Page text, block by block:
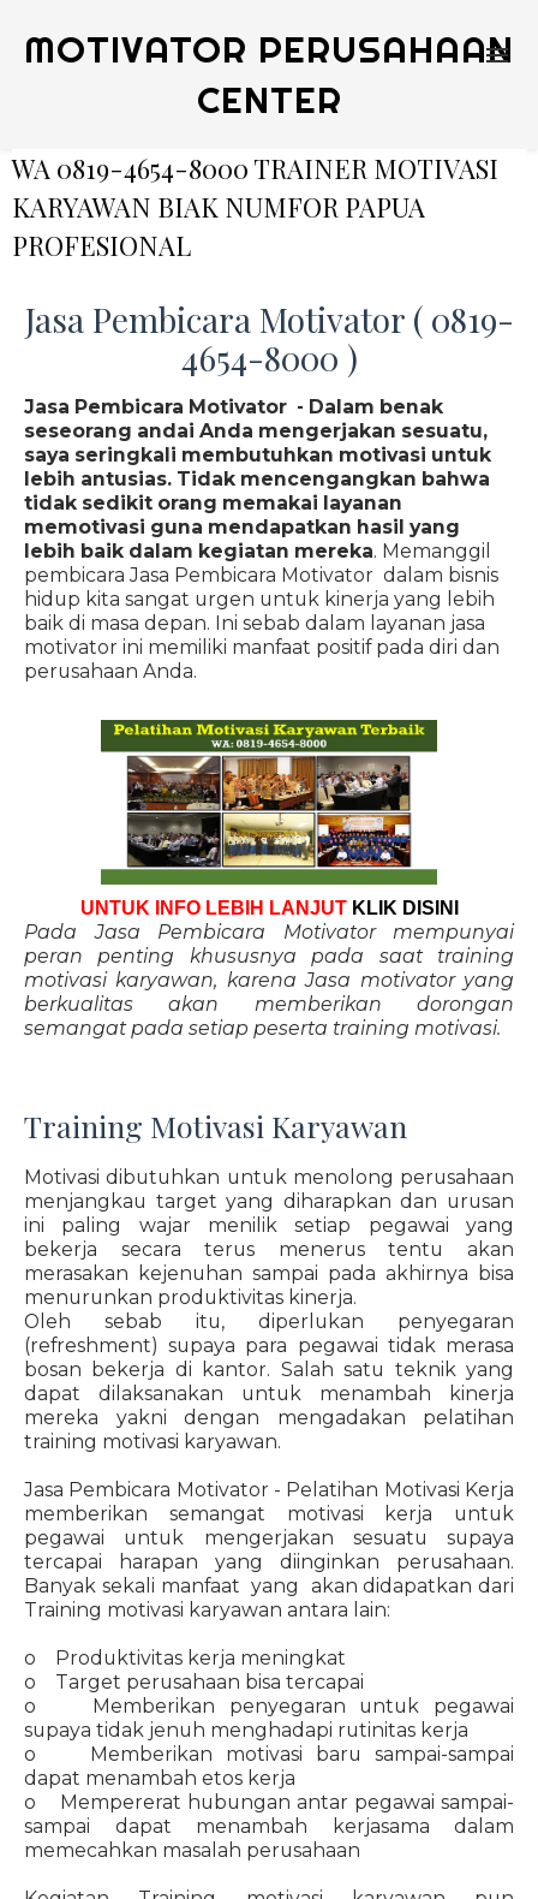
MOTIVATOR PERUSAHAAN
CENTER
WA 0819-4654-8000 TRAINER MOTIVASI
KARYAWAN BIAK NUMFOR PAPUA
PROFESIONAL
Jasa Pembicara Motivator ( 0819-
4654-8000 )
Jasa Pembicara Motivator - Dalam benak
seseorang andai Anda mengerjakan sesuatu,
saya seringkali membutuhkan motivasi untuk
lebih antusias. Tidak mencengangkan bahwa
tidak sedikit orang memakai layanan
memotivasi guna mendapatkan hasil yang
lebih baik dalam kegiatan mereka. Memanggil
pembicara Jasa Pembicara Motivator dalam bisnis
hidup kita sangat urgen untuk kinerja yang lebih
baik di masa depan. Ini sebab dalam layanan jasa
motivator ini memiliki manfaat positif pada diri dan
perusahaan Anda.
UNTUK INFO LEBIH LANJUT KLIK DISINI
Pada Jasa Pembicara Motivator mempunyai
peran penting khususnya pada saat training
motivasi karyawan, karena Jasa motivator yang
berkualitas akan memberikan dorongan
semangat pada setiap peserta training motivasi.
Training Motivasi Karyawan
Motivasi dibutuhkan untuk menolong perusahaan
menjangkau target yang diharapkan dan urusan
ini paling wajar menilik setiap pegawai yang
bekerja secara terus menerus tentu akan
merasakan kejenuhan sampai pada akhirnya bisa
menurunkan produktivitas kinerja.
Oleh sebab itu, diperlukan penyegaran
(refreshment) supaya para pegawai tidak merasa
bosan bekerja di kantor. Salah satu teknik yang
dapat dilaksanakan untuk menambah kinerja
mereka yakni dengan mengadakan pelatihan
training motivasi karyawan.
Jasa Pembicara Motivator - Pelatihan Motivasi Kerja
memberikan semangat motivasi kerja untuk
pegawai untuk mengerjakan sesuatu supaya
tercapai harapan yang diinginkan perusahaan.
Banyak sekali manfaat yang akan didapatkan dari
Training motivasi karyawan antara lain:
o Produktivitas kerja meningkat
o Target perusahaan bisa tercapai
o Memberikan penyegaran untuk pegawai
supaya tidak jenuh menghadapi rutinitas kerja
o Memberikan motivasi baru sampai-sampai
dapat menambah etos kerja
o Mempererat hubungan antar pegawai sampai-
sampai dapat menambah kerjasama dalam
memecahkan masalah perusahaan